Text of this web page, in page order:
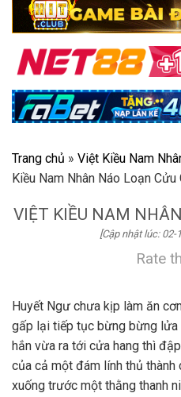
Trang chủ » Việt Kiều Nam
Kiều Nam Nhân Náo Loạn Cửu
VIỆT KIỀU NAM
[Cập nhật lúc: 02-
Rate
Huyết Ngư chưa kịp làm ăn
gấp lại tiếp tục bừng bừng lửa
hắn vừa ra tới cửa hang thì
của cả một đám lính thủ
xuống trước một thằng thanh